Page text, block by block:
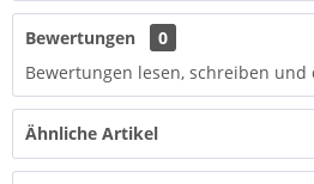
Bewertungen
0
Bewertungen lesen, schreiben und
Ähnliche Artikel